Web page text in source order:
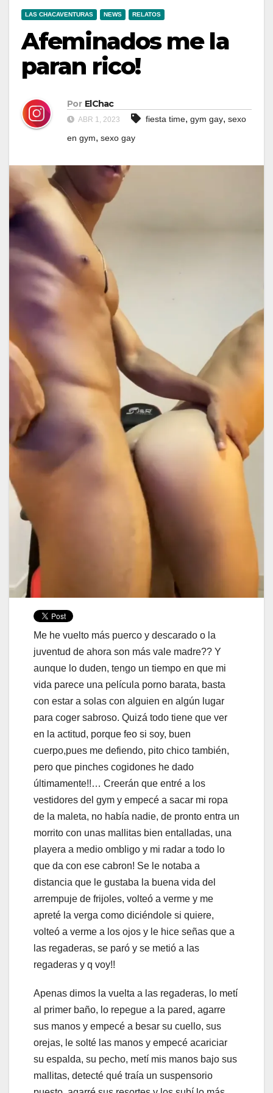
LAS CHACAVENTURAS NEWS RELATOS
Afeminados me la
paran rico!
Por ElChac
ABR 1, 2023 fiesta time, gym gay, sexo
en gym, sexo gay
Me he vuelto más puerco y descarado o la
juventud de ahora son más vale madre?? Y
aunque lo duden, tengo un tiempo en que mi
vida parece una película porno barata, basta
con estar a solas con alguien en algún lugar
para coger sabroso. Quizá todo tiene que ver
en la actitud, porque feo si soy, buen
cuerpo,pues me defiendo, pito chico también,
pero que pinches cogidones he dado
últimamente!!… Creerán que entré a los
vestidores del gym y empecé a sacar mi ropa
de la maleta, no había nadie, de pronto entra un
morrito con unas mallitas bien entalladas, una
playera a medio ombligo y mi radar a todo lo
que da con ese cabron! Se le notaba a
distancia que le gustaba la buena vida del
arrempuje de frijoles, volteó a verme y me
apreté la verga como diciéndole si quiere,
volteó a verme a los ojos y le hice señas que a
las regaderas, se paró y se metió a las
regaderas y q voy!!
Apenas dimos la vuelta a las regaderas, lo metí
al primer baño, lo repegue a la pared, agarre
sus manos y empecé a besar su cuello, sus
orejas, le solté las manos y empecé acariciar
su espalda, su pecho, metí mis manos bajo sus
mallitas, detecté qué traía un suspensorio